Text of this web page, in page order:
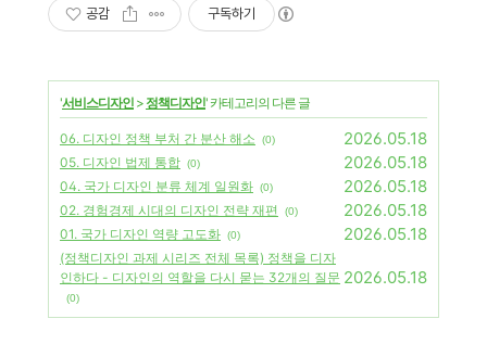
공감 구독하기
'서비스디자인 > 정책디자인' 카테고리의 다른 글
06. 디자인 정책 부처 간 분산 해소 (0) 2026.05.18
05. 디자인 법제 통합 (0) 2026.05.18
04. 국가 디자인 분류 체계 일원화 (0) 2026.05.18
02. 경험경제 시대의 디자인 전략 재편 (0) 2026.05.18
01. 국가 디자인 역량 고도화 (0) 2026.05.18
(정책디자인 과제 시리즈 전체 목록) 정책을 디자
인하다 - 디자인의 역할을 다시 묻는 32개의 질문
(0)
2026.05.18